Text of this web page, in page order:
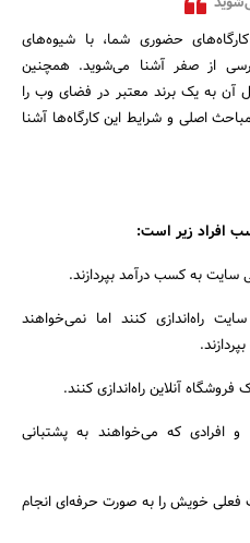
حضوری شما، با شیوه‌های
از صفر آشنا می‌شوید. همچنین
آن به یک برند معتبر در فضای وب را
اصلی و شرایط این کارگاه‌ها آشنا
افراد زیر است:
راه‌اندازی کنند اما نمی‌خواهند
افرادی که می‌خواهند به پشتبانی
فعلی خویش را به صورت حرفه‌ای انجام